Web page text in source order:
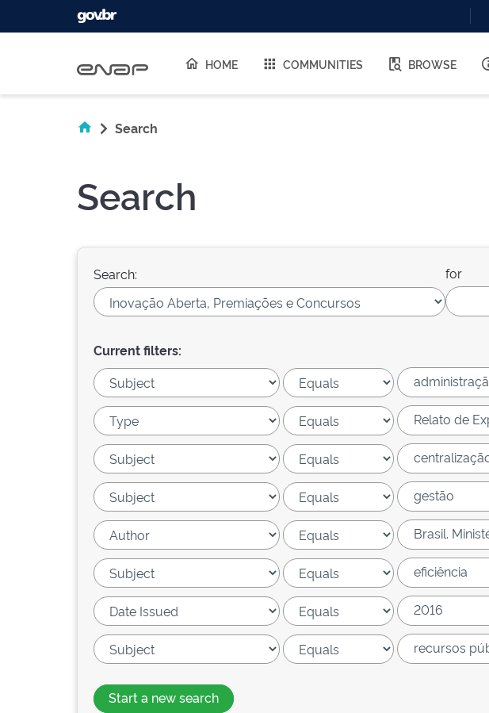
HOME COMMUNITIES BROWSE
Search
Search
Search: for
Current filters:
Start a new search